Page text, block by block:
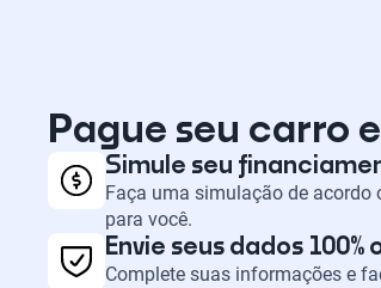
Pague seu carro
Simule seu
Faça uma simulação de acordo
para você.
Envie seus dados 100%
Complete suas informações e